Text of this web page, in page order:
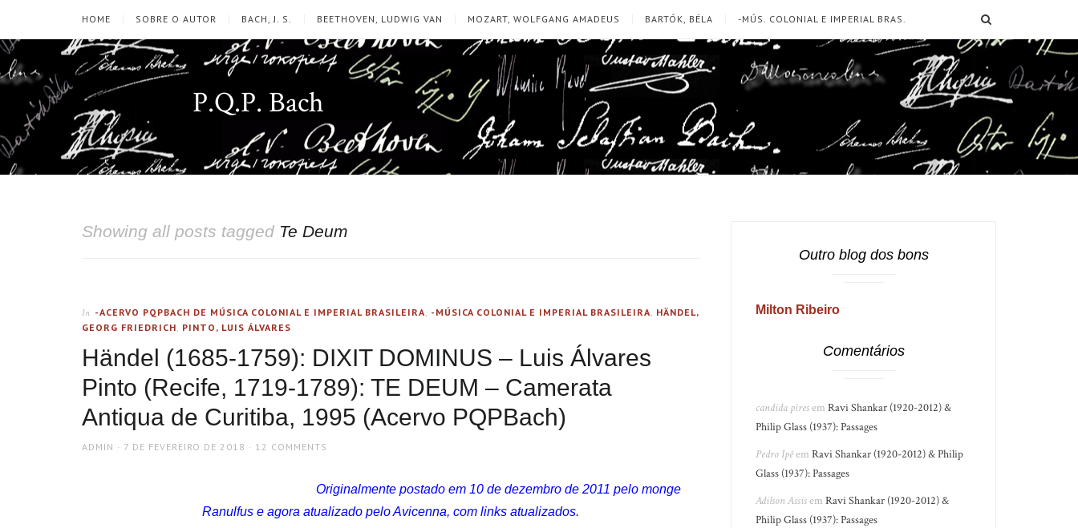
HOME SOBRE O AUTOR BACH, J. S. BEETHOVEN, LUDWIG VAN MOZART, WOLFGANG AMADEUS BARTÓK, BÉLA -MÚS. COLONIAL E IMPERIAL BRAS.
P.Q.P. Bach
Showing all posts tagged Te Deum
In -ACERVO PQPBACH DE MÚSICA COLONIAL E IMPERIAL BRASILEIRA -MÚSICA COLONIAL E IMPERIAL BRASILEIRA HÄNDEL,
GEORG FRIEDRICH PINTO, LUIS ÁLVARES
Händel (1685-1759): DIXIT DOMINUS – Luis Álvares
Pinto (Recife, 1719-1789): TE DEUM – Camerata
Antiqua de Curitiba, 1995 (Acervo PQPBach)
AUTHOR
ADMIN
POSTED
7 DE FEVEREIRO DE 2018 12 COMMENTS
Originalmente postado em 10 de dezembro de 2011 pelo monge
Ranulfus e agora atualizado pelo Avicenna, com links atualizados.
Outro blog dos bons
Milton Ribeiro
Comentários
candida piresemRavi Shankar (1920-2012) &
Philip Glass (1937): Passages
Pedro IpêemRavi Shankar (1920-2012) & Philip
Glass (1937): Passages
Adilson AssisemRavi Shankar (1920-2012) &
Philip Glass (1937): Passages